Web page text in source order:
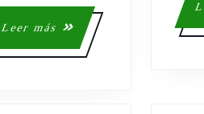
Leer más
Leer
más